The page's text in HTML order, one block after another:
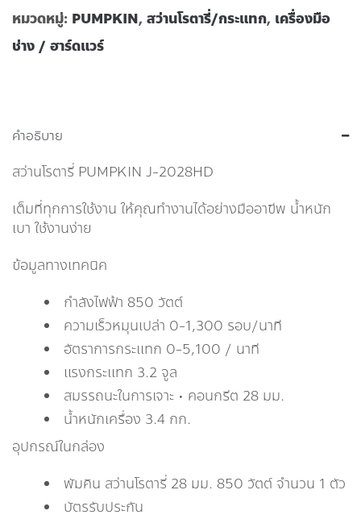
หมวดหมู่: PUMPKIN, สว่านโรตารี่/กระแทก, เครื่องมือ
ช่าง / ฮาร์ดแวร์
คำอธิบาย
สว่านโรตารี่ PUMPKIN J-2028HD
เต็มที่ทุกการใช้งาน ให้คุณทำงานได้อย่างมืออาขีพ น้ำหนัก
เบา ใช้งานง่าย
ข้อมูลทางเทคนิค
กำลังไฟฟ้า 850 วัตต์
ความเร็วหมุนเปล่า 0-1,300 รอบ/นาที
อัตราการกระแทก 0-5,100 / นาที
แรงกระแทก 3.2 จูล
สมรรถนะในการเจาะ • คอนกรีต 28 มม.
น้ำหนักเครื่อง 3.4 กก.
อุปกรณ์ในกล่อง
พัมคิน สว่านโรตารี่ 28 มม. 850 วัตต์ จำนวน 1 ตัว
บัตรรับประกัน